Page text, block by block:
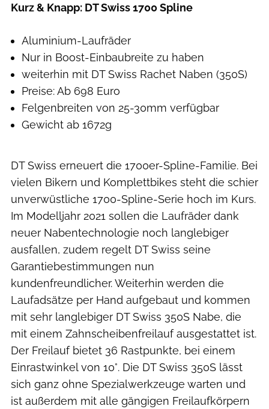
Kurz & Knapp: DT Swiss 1700 Spline
Aluminium-Laufräder
Nur in Boost-Einbaubreite zu haben
weiterhin mit DT Swiss Rachet Naben (350S)
Preise: Ab 698 Euro
Felgenbreiten von 25-30mm verfügbar
Gewicht ab 1672g
DT Swiss erneuert die 1700er-Spline-Familie. Bei
vielen Bikern und Komplettbikes steht die schier
unverwüstliche 1700-Spline-Serie hoch im Kurs.
Im Modelljahr 2021 sollen die Laufräder dank
neuer Nabentechnologie noch langlebiger
ausfallen, zudem regelt DT Swiss seine
Garantiebestimmungen nun
kundenfreundlicher. Weiterhin werden die
Laufadsätze per Hand aufgebaut und kommen
mit sehr langlebiger DT Swiss 350S Nabe, die
mit einem Zahnscheibenfreilauf ausgestattet ist.
Der Freilauf bietet 36 Rastpunkte, bei einem
Einrastwinkel von 10°. Die DT Swiss 350S lässt
sich ganz ohne Spezialwerkzeuge warten und
ist außerdem mit alle gängigen Freilaufkörpern